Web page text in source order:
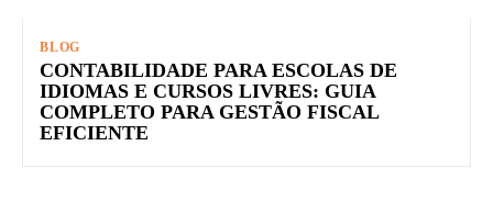
BLOG
CONTABILIDADE PARA ESCOLAS DE
IDIOMAS E CURSOS LIVRES: GUIA
COMPLETO PARA GESTÃO FISCAL
EFICIENTE